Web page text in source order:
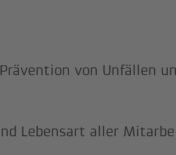
von Unfällen
Lebensart aller